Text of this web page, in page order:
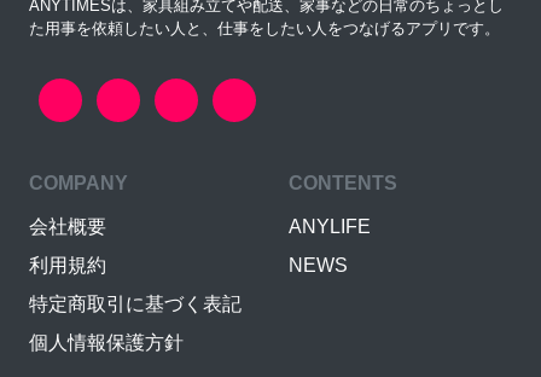
ANYTIMESは、家具組み立てや配送、家事などの日常のちょっとし
た用事を依頼したい人と、仕事をしたい人をつなげるアプリです。
COMPANY
会社概要
利用規約
特定商取引に基づく表記
個人情報保護方針
CONTENTS
ANYLIFE
NEWS